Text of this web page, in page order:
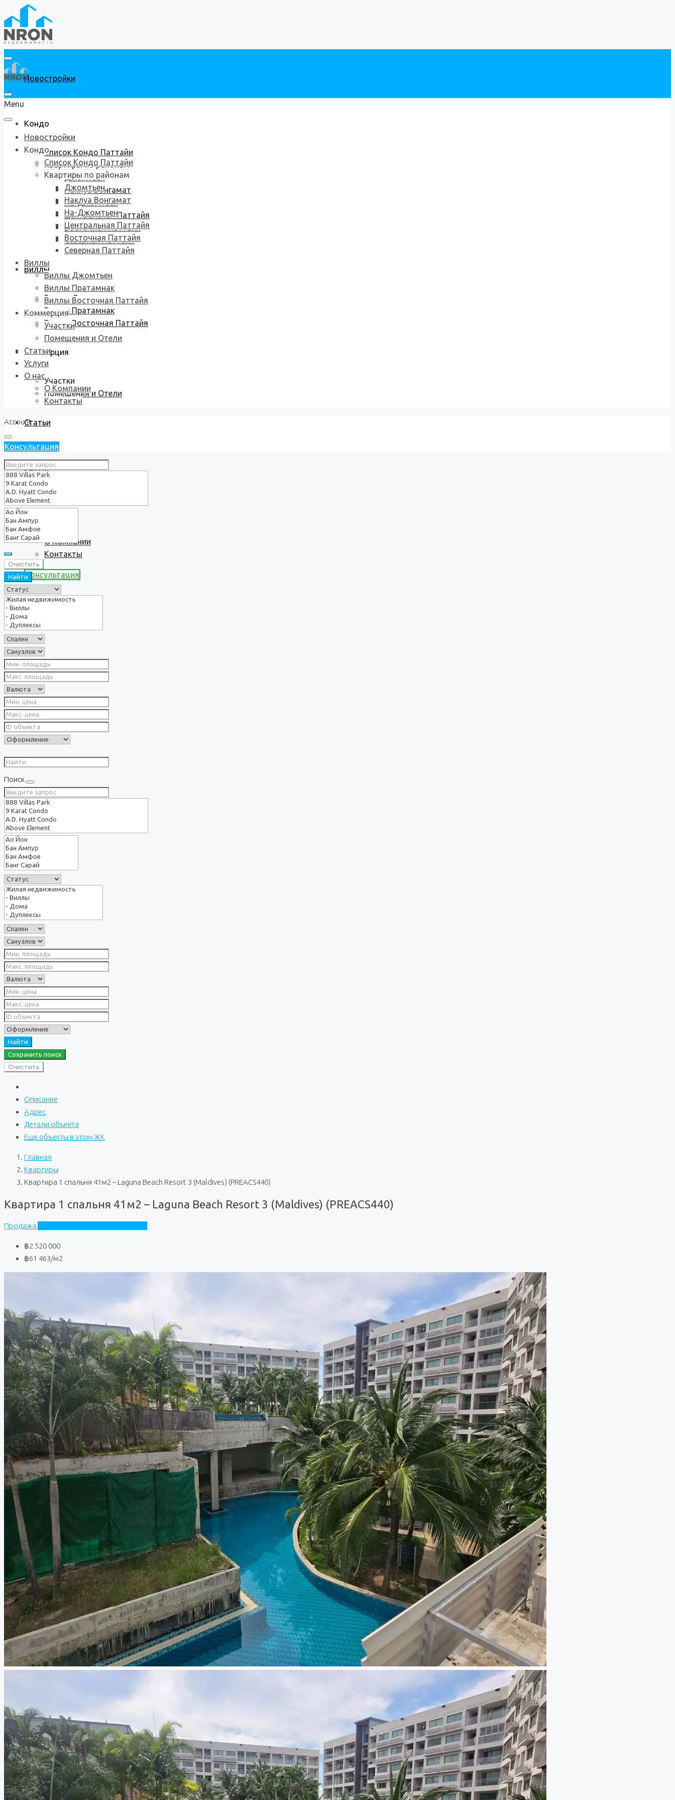
Новостройки
Кондо
Список Кондо Паттайи
Квартиры по районам
Джомтьен
Наклуа Вонгамат
На-Джомтьен
Центральная Паттайя
Восточная Паттайя
Северная Паттайя
Виллы
Виллы Джомтьен
Виллы Пратамнак
Виллы Восточная Паттайя
Коммерция
Участки
Помещения и Отели
Статьи
Услуги
О нас
О Компании
Контакты
Консультация
Menu
Новостройки
Кондо
Список Кондо Паттайи
Квартиры по районам
Джомтьен
Наклуа Вонгамат
На-Джомтьен
Центральная Паттайя
Восточная Паттайя
Северная Паттайя
Виллы
Виллы Джомтьен
Виллы Пратамнак
Виллы Восточная Паттайя
Коммерция
Участки
Помещения и Отели
Статьи
Услуги
О нас
О Компании
Контакты
Account
Консультация
Очистить
Найти
Поиск
Найти
Сохранить поиск
Очистить
Описание
Адрес
Детали объекта
Еще объекты в этом ЖК
Главная
Квартиры
Квартира 1 спальня 41м2 – Laguna Beach Resort 3 (Maldives) (PREACS440)
Квартира 1 спальня 41м2 – Laguna Beach Resort 3 (Maldives) (PREACS440)
Продажа
฿2 520 000
฿61 463/м2